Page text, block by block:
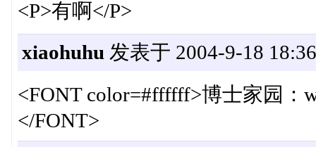
<P>有啊</P>
xiaohuhu 发表于 2004-9-18
<FONT color=#ffffff>博士家园
</FONT>